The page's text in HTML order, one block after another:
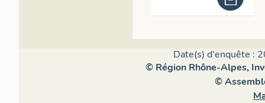
Date(s) d'enquête :
© Région Rhône-Alpes,
©